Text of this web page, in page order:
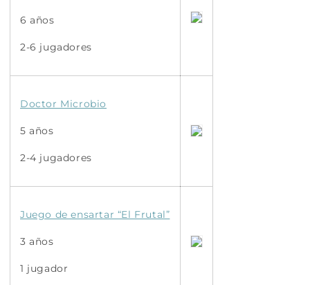
6 años
2-6 jugadores
Doctor Microbio
5 años
2-4 jugadores
Juego de ensartar “El Frutal”
3 años
1 jugador